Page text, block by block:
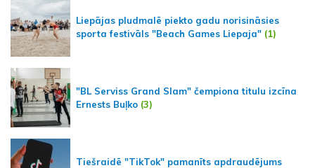
Liepājas pludmalē piekto gadu norisināsies
sporta festivāls "Beach Games Liepaja" (1)
"BL Serviss Grand Slam" čempiona titulu izcīna
Ernests Buļko (3)
Tiešraidē "TikTok" pamanīts apdraudējums